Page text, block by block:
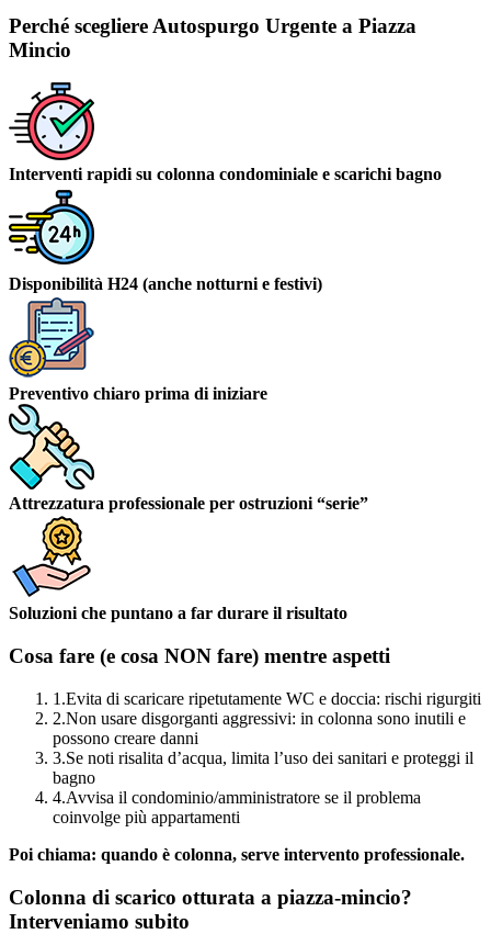
Perché scegliere Autospurgo Urgente a Piazza
Mincio
Interventi rapidi su colonna condominiale e scarichi bagno
Disponibilità H24 (anche notturni e festivi)
Preventivo chiaro prima di iniziare
Attrezzatura professionale per ostruzioni “serie”
Soluzioni che puntano a far durare il risultato
Cosa fare (e cosa NON fare) mentre aspetti
1.Evita di scaricare ripetutamente WC e doccia: rischi rigurgiti
2.Non usare disgorganti aggressivi: in colonna sono inutili e
possono creare danni
3.Se noti risalita d’acqua, limita l’uso dei sanitari e proteggi il
bagno
4.Avvisa il condominio/amministratore se il problema
coinvolge più appartamenti
Poi chiama: quando è colonna, serve intervento professionale.
Colonna di scarico otturata a piazza-mincio?
Interveniamo subito